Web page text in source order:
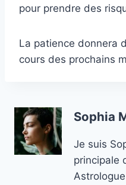
pour prendre des
La patience donnera
cours des prochains
Sophia
Je suis
principale